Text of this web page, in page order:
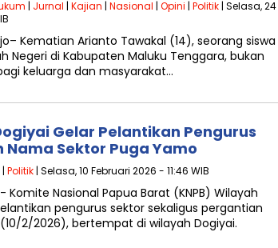
| Jurnal | Kajian | Nasional | Opini | Politik | Selasa, 24
Kematian Arianto Tawakal (14), seorang siswa
Negeri di Kabupaten Maluku Tenggara, bukan
keluarga dan masyarakat…
Gelar Pelantikan Pengurus
Sektor Puga Yamo
| Politik | Selasa, 10 Februari 2026 - 11:46 WIB
Komite Nasional Papua Barat (KNPB) Wilayah
pengurus sektor sekaligus pergantian
2/2026), bertempat di wilayah Dogiyai.